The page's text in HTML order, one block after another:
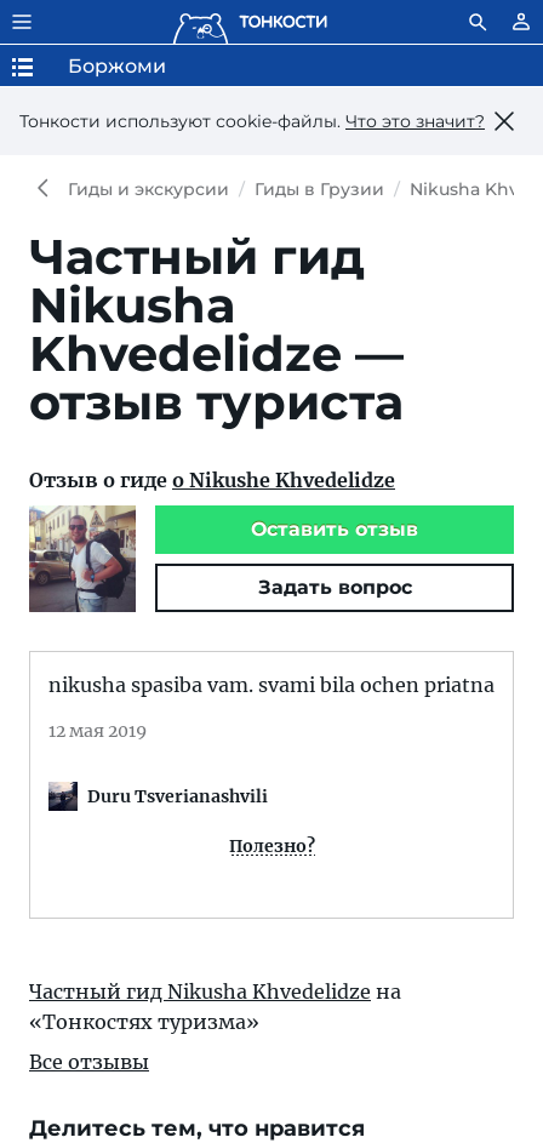
Тонкости используют сookie-файлы. Что это значит?
Боржоми
Гиды и экскурсии Гиды в Грузии Nikusha
Частный гид
Nikusha
Khvedelidze —
отзыв туриста
Отзыв о гиде о Nikushe Khvedelidze
Оставить отзыв
Задать вопрос
nikusha spasiba vam. svami bila ochen priatna
12 мая 2019
Duru Tsverianashvili
Полезно?
Частный гид Nikusha Khvedelidze на
«Тонкостях туризма»
Все отзывы
Делитесь тем, что нравится